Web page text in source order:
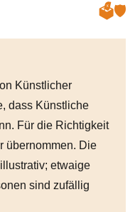
🗳️🛡️
Künstlicher
dass Künstliche
Für die Richtigkeit
übernommen. Die
etwaige
sind zufällig